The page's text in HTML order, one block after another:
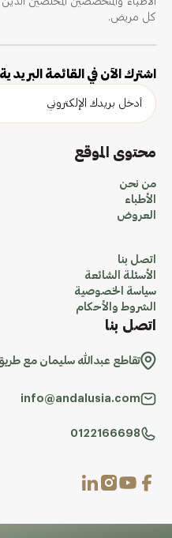
كل مريض.
اشترك الآن في القائمة البريدية
محتوى الموقع
من نحن
الأطباء
العروض
اتصل بنا
الأسئلة الشائعة
سياسة الخصوصية
الشروط والأحكام
اتصل بنا
تقاطع عبدالله سليمان مع
info@andalusia.com
0122166698